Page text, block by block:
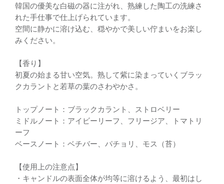
韓国の優美な白磁の器に注がれ、熟練した陶工の洗練さ
れた手仕事で仕上げられています。
空間に静かに溶け込む、穏やかで美しい佇まいをお楽し
みください。
【香り】
初夏の始まる甘い空気。熟して紫に染まっていくブラッ
クカラントと若草の葉のさわやかさ。
トップノート：ブラックカラント、ストロベリー
ミドルノート：アイビーリーフ、フリージア、トマトリ
ーフ
ベースノート：ベチバー、パチョリ、モス（苔）
【使用上の注意点】
・キャンドルの表面全体が均等に溶けるよう、最初はし